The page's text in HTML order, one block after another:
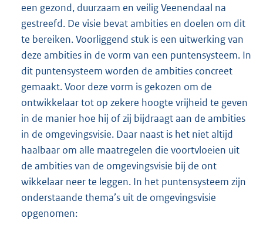
een gezond, duurzaam en veilig Veenendaal na
gestreefd. De visie bevat ambities en doelen om dit
te bereiken. Voorliggend stuk is een uitwerking van
deze ambities in de vorm van een puntensysteem. In
dit puntensysteem worden de ambities concreet
gemaakt. Voor deze vorm is gekozen om de
ontwikkelaar tot op zekere hoogte vrijheid te geven
in de manier hoe hij of zij bijdraagt aan de ambities
in de omgevingsvisie. Daar naast is het niet altijd
haalbaar om alle maatregelen die voortvloeien uit
de ambities van de omgevingsvisie bij de ont
wikkelaar neer te leggen. In het puntensysteem zijn
onderstaande thema’s uit de omgevingsvisie
opgenomen: